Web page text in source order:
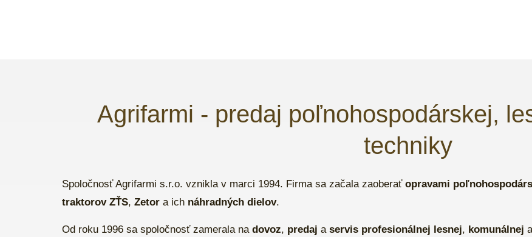
Agrifarmi - predaj poľnohospodárskej,
techniky
Spoločnosť Agrifarmi s.r.o. vznikla v marci 1994. Firma sa začala zaoberať opravami
traktorov ZŤS, Zetor a ich náhradných dielov.
Od roku 1996 sa spoločnosť zamerala na dovoz, predaj a servis profesionálnej lesnej, komunálnej a